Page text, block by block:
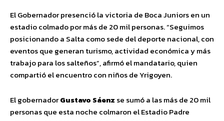
El Gobernador presenció la victoria de Boca Juniors en un
estadio colmado por más de 20 mil personas. “Seguimos
posicionando a Salta como sede del deporte nacional, con
eventos que generan turismo, actividad económica y más
trabajo para los salteños”, afirmó el mandatario, quien
compartió el encuentro con niños de Yrigoyen.
El gobernadorGustavo Sáenz se sumó a las más de 20 mil
personas que esta noche colmaron el Estadio Padre